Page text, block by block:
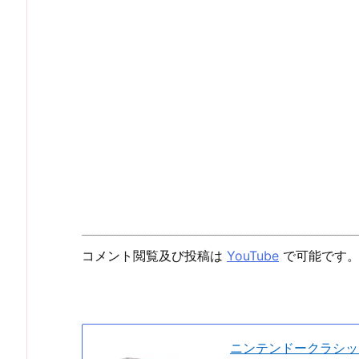
コメント閲覧及び投稿は YouTube で可能です。
ニンテンドークラシ